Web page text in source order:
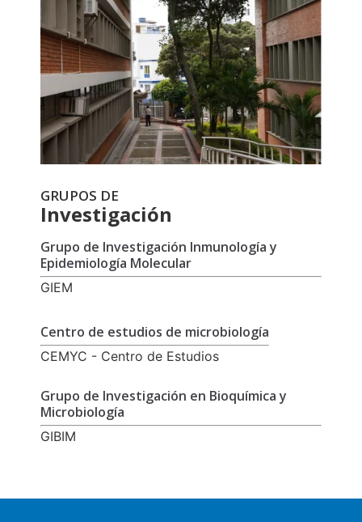
GRUPOS DE
Investigación
Grupo de Investigación Inmunología y
Epidemiología Molecular
GIEM
Centro de estudios de microbiología
CEMYC - Centro de Estudios
Grupo de Investigación en Bioquímica y
Microbiología
GIBIM